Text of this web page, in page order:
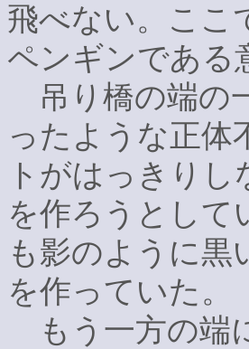
飛べない。ここ
ペンギンである
吊り橋の端の
ったような正体
トがはっきり
を作ろうとして
も影のように黒
を作っていた。
もう一方の端